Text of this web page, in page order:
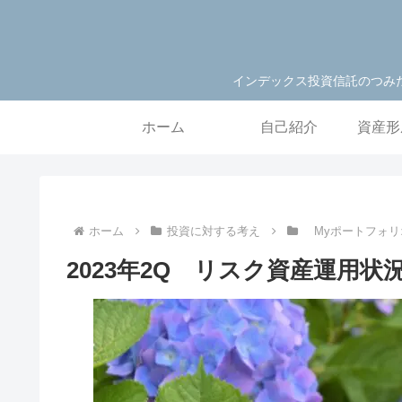
インデックス投資信託のつ
ホーム 自己紹介 資産
ホーム 投資に対する考え Myポートフォ
2023年2Q リスク資産運用状